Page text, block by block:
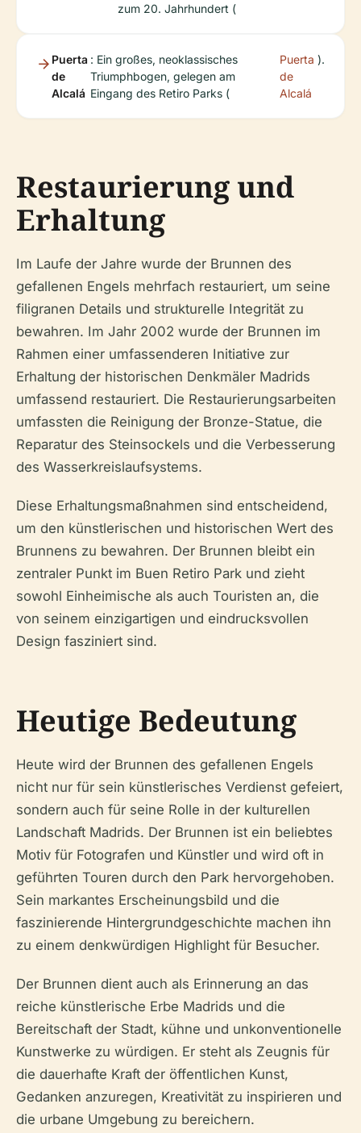
zum 20. Jahrhundert (
Puerta
de
Alcalá
: Ein großes, neoklassisches
Triumphbogen, gelegen am
Eingang des Retiro Parks (
Puerta
de
Alcalá
).
Restaurierung und
Erhaltung
Im Laufe der Jahre wurde der Brunnen des
gefallenen Engels mehrfach restauriert, um seine
filigranen Details und strukturelle Integrität zu
bewahren. Im Jahr 2002 wurde der Brunnen im
Rahmen einer umfassenderen Initiative zur
Erhaltung der historischen Denkmäler Madrids
umfassend restauriert. Die Restaurierungsarbeiten
umfassten die Reinigung der Bronze-Statue, die
Reparatur des Steinsockels und die Verbesserung
des Wasserkreislaufsystems.
Diese Erhaltungsmaßnahmen sind entscheidend,
um den künstlerischen und historischen Wert des
Brunnens zu bewahren. Der Brunnen bleibt ein
zentraler Punkt im Buen Retiro Park und zieht
sowohl Einheimische als auch Touristen an, die
von seinem einzigartigen und eindrucksvollen
Design fasziniert sind.
Heutige Bedeutung
Heute wird der Brunnen des gefallenen Engels
nicht nur für sein künstlerisches Verdienst gefeiert,
sondern auch für seine Rolle in der kulturellen
Landschaft Madrids. Der Brunnen ist ein beliebtes
Motiv für Fotografen und Künstler und wird oft in
geführten Touren durch den Park hervorgehoben.
Sein markantes Erscheinungsbild und die
faszinierende Hintergrundgeschichte machen ihn
zu einem denkwürdigen Highlight für Besucher.
Der Brunnen dient auch als Erinnerung an das
reiche künstlerische Erbe Madrids und die
Bereitschaft der Stadt, kühne und unkonventionelle
Kunstwerke zu würdigen. Er steht als Zeugnis für
die dauerhafte Kraft der öffentlichen Kunst,
Gedanken anzuregen, Kreativität zu inspirieren und
die urbane Umgebung zu bereichern.